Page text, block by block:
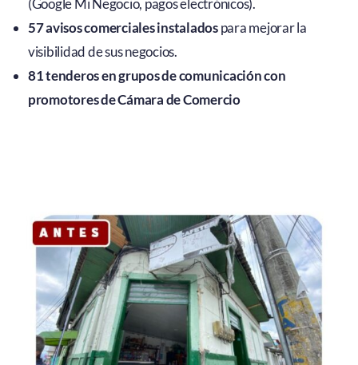
(Google Mi Negocio, pagos electrónicos).
57 avisos comerciales instaladospara mejorar la
visibilidad de sus negocios.
81 tenderos en grupos de comunicación con
promotores de Cámara de Comercio